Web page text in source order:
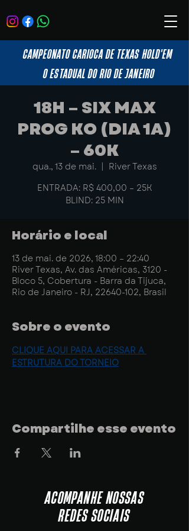
CAMPEONATO CARIOCA DE TEXAS HOLD'EM
O ESTADUAL DO RIO DE JANEIRO
18H – SIX MAX
PROG KO (DIA 1A)
– 60K
qua., 13 de mai.
  |
River Texas
ENTRADA: R$ 400,00 – 25K
BLIND: 25 MIN
Horário e local
13 de mai. de 2026, 18:00 – 22:40
River Texas, Av. das Américas, 3120 -
Bloco 5, Cobertura - Barra da Tijuca,
Rio de Janeiro - RJ, 22640-102, Brasil
Sobre o evento
CLIQUE AQUI PARA ACESSAR A
ESTRUTURA DO TORNEIO
Compartilhe esse evento
ACOMPANHE NOSSAS
REDES SOCIAIS